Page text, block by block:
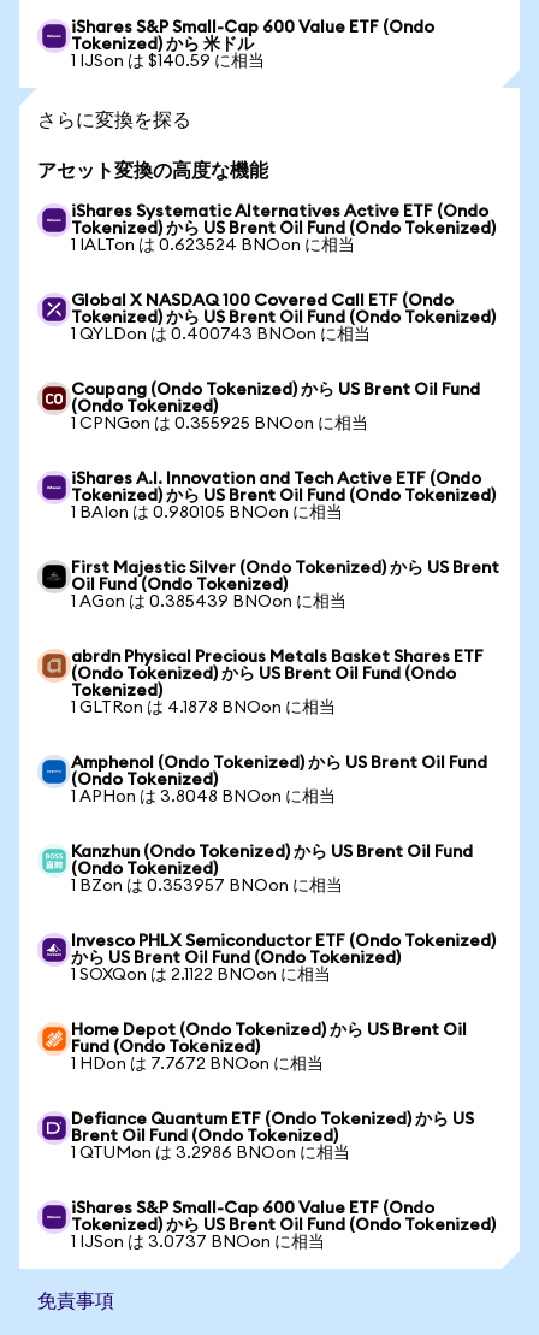
iShares S&P Small-Cap 600 Value ETF (Ondo
Tokenized) から 米ドル
1 IJSon は $140.59 に相当
さらに変換を探る
アセット変換の高度な機能
iShares Systematic Alternatives Active ETF (Ondo
Tokenized) から US Brent Oil Fund (Ondo Tokenized)
1 IALTon は 0.623524 BNOon に相当
Global X NASDAQ 100 Covered Call ETF (Ondo
Tokenized) から US Brent Oil Fund (Ondo Tokenized)
1 QYLDon は 0.400743 BNOon に相当
Coupang (Ondo Tokenized) から US Brent Oil Fund
(Ondo Tokenized)
1 CPNGon は 0.355925 BNOon に相当
iShares A.I. Innovation and Tech Active ETF (Ondo
Tokenized) から US Brent Oil Fund (Ondo Tokenized)
1 BAIon は 0.980105 BNOon に相当
First Majestic Silver (Ondo Tokenized) から US Brent
Oil Fund (Ondo Tokenized)
1 AGon は 0.385439 BNOon に相当
abrdn Physical Precious Metals Basket Shares ETF
(Ondo Tokenized) から US Brent Oil Fund (Ondo
Tokenized)
1 GLTRon は 4.1878 BNOon に相当
Amphenol (Ondo Tokenized) から US Brent Oil Fund
(Ondo Tokenized)
1 APHon は 3.8048 BNOon に相当
Kanzhun (Ondo Tokenized) から US Brent Oil Fund
(Ondo Tokenized)
1 BZon は 0.353957 BNOon に相当
Invesco PHLX Semiconductor ETF (Ondo Tokenized)
から US Brent Oil Fund (Ondo Tokenized)
1 SOXQon は 2.1122 BNOon に相当
Home Depot (Ondo Tokenized) から US Brent Oil
Fund (Ondo Tokenized)
1 HDon は 7.7672 BNOon に相当
Defiance Quantum ETF (Ondo Tokenized) から US
Brent Oil Fund (Ondo Tokenized)
1 QTUMon は 3.2986 BNOon に相当
iShares S&P Small-Cap 600 Value ETF (Ondo
Tokenized) から US Brent Oil Fund (Ondo Tokenized)
1 IJSon は 3.0737 BNOon に相当
免責事項